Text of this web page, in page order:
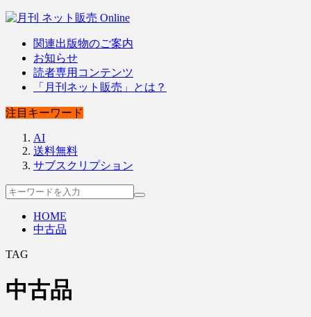
関連出版物のご案内
お知らせ
読者専用コンテンツ
「月刊ネット販売」とは？
注目キーワード
AI
送料無料
サブスクリプション
HOME
中古品
TAG
中古品